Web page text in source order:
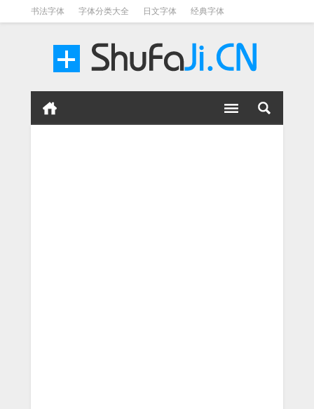
书法字体 字体分类大全 日文字体 经典字体